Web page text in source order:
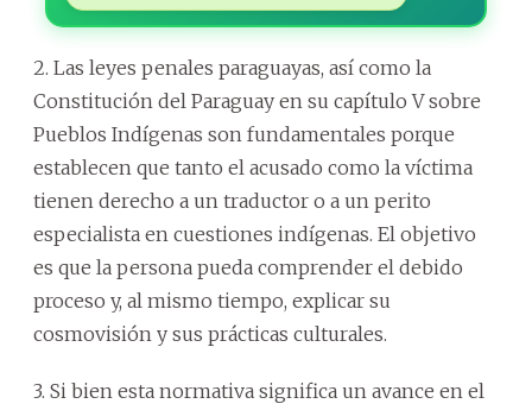
2. Las leyes penales paraguayas, así como la
Constitución del Paraguay en su capítulo V sobre
Pueblos Indígenas son fundamentales porque
establecen que tanto el acusado como la víctima
tienen derecho a un traductor o a un perito
especialista en cuestiones indígenas. El objetivo
es que la persona pueda comprender el debido
proceso y, al mismo tiempo, explicar su
cosmovisión y sus prácticas culturales.
3. Si bien esta normativa significa un avance en el